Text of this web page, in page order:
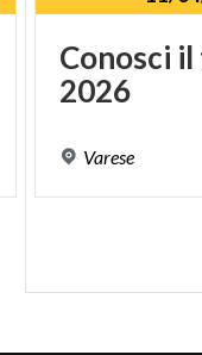
Conosci il
2026
Varese